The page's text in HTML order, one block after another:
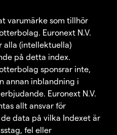
varumärke som tillhör
Euronext N.V.
alla (intellektuella)
på detta index.
sponsrar inte,
annan inblandning i
Euronext N.V.
allt ansvar för
data på vilka Indexet är
fel eller